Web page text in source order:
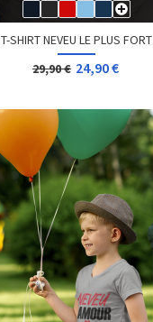
T-SHIRT NEVEU LE PLUS FORT
29,90 € 24,90 €